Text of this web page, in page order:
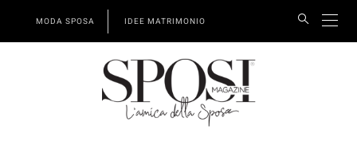
MODA SPOSA IDEE MATRIMONIO